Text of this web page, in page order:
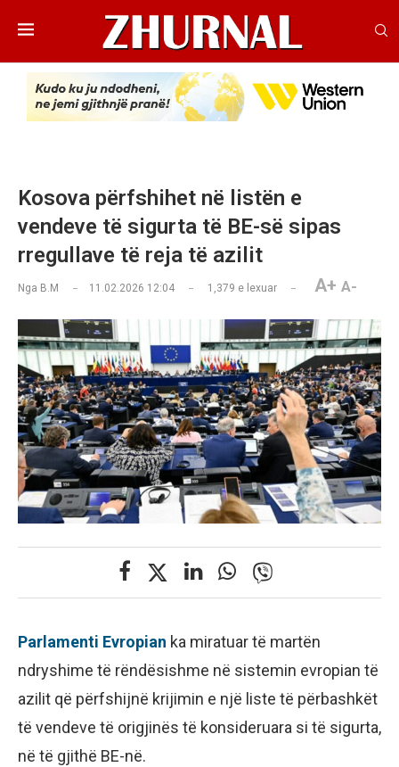
Kosova përfshihet në listën e
vendeve të sigurta të BE-së sipas
rregullave të reja të azilit
Nga B.M 11.02.2026 12:04 1,379 e lexuar A+ A-
Parlamenti Evropian ka miratuar të martën
ndryshime të rëndësishme në sistemin evropian të
azilit që përfshijnë krijimin e një liste të përbashkët
të vendeve të origjinës të konsideruara si të sigurta,
në të gjithë BE-në.